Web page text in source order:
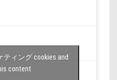
ティング cookies and
content